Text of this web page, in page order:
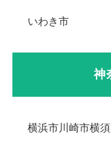
いわき市
神
横浜市川崎市横